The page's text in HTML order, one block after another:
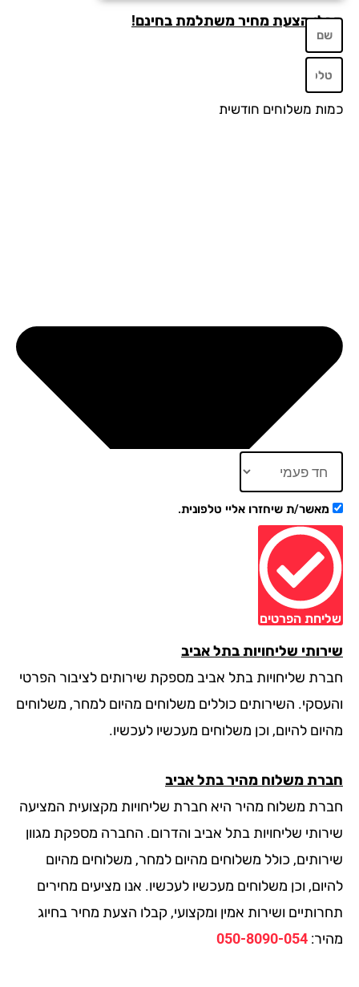
הצעת מחיר משתלמת בחינם!
משלוחים חודשית
מאשר/ת שיחזרו אליי טלפונית.
הפרטים
שליחויות בתל אביב
שליחויות בתל אביב מספקת שירותים לציבור הפרטי
השירותים כוללים משלוחים מהיום למחר, משלוחים
להיום, וכן משלוחים מעכשיו לעכשיו.
משלוח מהיר בתל אביב
משלוח מהיר היא חברת שליחויות מקצועית המציעה
שליחויות בתל אביב והדרום. החברה מספקת מגוון
כולל משלוחים מהיום למחר, משלוחים מהיום
וכן משלוחים מעכשיו לעכשיו. אנו מציעים מחירים
ושירות אמין ומקצועי, קבלו הצעת מחיר בחיוג
050-8090-054